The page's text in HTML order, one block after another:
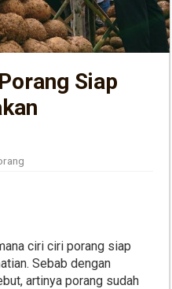
Siap
ciri ciri porang siap
Sebab dengan
artinya porang sudah